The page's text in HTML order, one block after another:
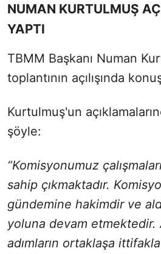
NUMAN KURTULMUŞ
YAPTI
TBMM Başkanı Numan
toplantının açılışında
Kurtulmuş'un
şöyle:
“Komisyonumuz
sahip çıkmaktadır.
gündemine hakimdir ve
yoluna devam etmektedir.
adımların ortaklaşa